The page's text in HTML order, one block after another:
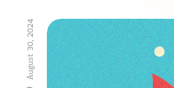
August 30, 2024